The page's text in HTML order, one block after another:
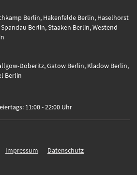
Berlin, Hakenfelde Berlin, Haselhorst
Berlin, Staaken Berlin, Westend
Döberitz, Gatow Berlin, Kladow Berlin,
Berlin
11:00 - 22:00 Uhr
Impressum Datenschutz